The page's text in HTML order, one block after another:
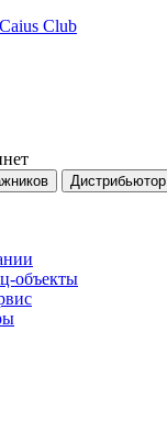
Club
Дистрибьютор
объекты